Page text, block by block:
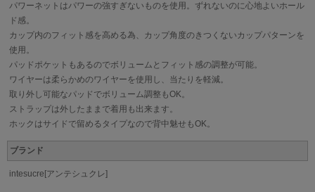
パワーネットはパワーの強すぎないものを使用。ずれないのに心地よいホール
ド感。
カップ内のフィット感を高める為、カップ角度のきつくないカップパターンを
使用。
パッドポケットもあるのでボリュームとフィット感の調整が可能。
ワイヤーは柔らかめのワイヤーを使用し、当たりを軽減。
取り外し可能なパッドでボリューム調整もOK。
ストラップは外したままで着用も出来ます。
ホックはサイドで留めるタイプなので背中魅せもOK。
ブランド
intesucre[アンテシュクレ]